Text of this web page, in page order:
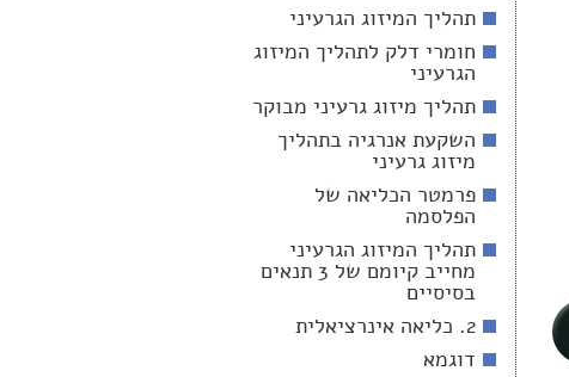
תהליך המיזוג הגרעיני
חומרי דלק לתהליך המיזוג
הגרעיני
תהליך מיזוג גרעיני מבוקר
השקעת אנרגיה בתהליך
מיזוג גרעיני
פרמטר הכליאה של
הפלסמה
תהליך המיזוג הגרעיני
מחייב קיומם של 3 תנאים
בסיסיים
2. כליאה אינרציאלית
דוגמא